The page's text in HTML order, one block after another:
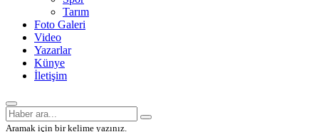
Tarım
Foto Galeri
Video
Yazarlar
Künye
İletişim
Aramak için bir kelime yazınız.